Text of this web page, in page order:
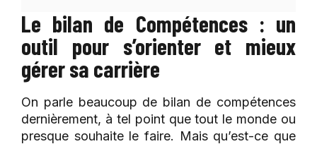
Le bilan de Compétences : un
outil pour s’orienter et mieux
gérer sa carrière
On parle beaucoup de bilan de compétences
dernièrement, à tel point que tout le monde ou
presque souhaite le faire. Mais qu’est-ce que